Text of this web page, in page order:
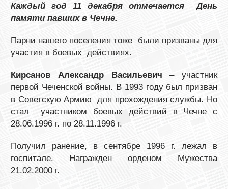
Каждый год 11 декабря отмечается День
памяти павших в Чечне.
Парни нашего поселения тоже были призваны для
участия в боевых действиях.
Кирсанов Александр Васильевич – участник
первой Чеченской войны. В 1993 году был призван
в Советскую Армию для прохождения службы. Но
стал участником боевых действий в Чечне с
28.06.1996 г. по 28.11.1996 г.
Получил ранение, в сентябре 1996 г. лежал в
госпитале. Награжден орденом Мужества
21.02.2000 г.